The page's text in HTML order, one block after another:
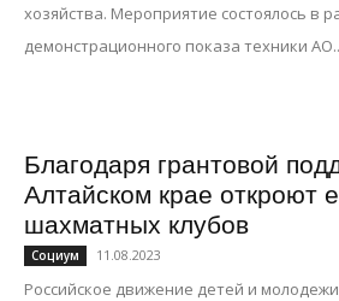
хозяйства. Мероприятие состоялось в
демонстрационного показа техники
Благодаря грантовой
Алтайском крае откроют
шахматных клубов
Социум 11.08.2023
Российское движение детей и